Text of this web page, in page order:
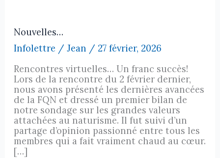
Nouvelles…
Infolettre /Jean / 27 février, 2026
Rencontres virtuelles… Un franc succès!
Lors de la rencontre du 2 février dernier,
nous avons présenté les dernières avancées
de la FQN et dressé un premier bilan de
notre sondage sur les grandes valeurs
attachées au naturisme. Il fut suivi d’un
partage d’opinion passionné entre tous les
membres qui a fait vraiment chaud au cœur.
[…]